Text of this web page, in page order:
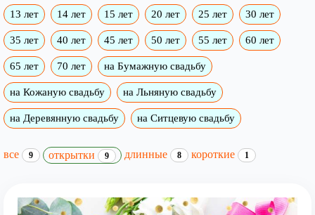
13 лет 14 лет 15 лет 20 лет 25 лет 30 лет
35 лет 40 лет 45 лет 50 лет 55 лет 60 лет
65 лет 70 лет на Бумажную свадьбу
на Кожаную свадьбу на Льняную свадьбу
на Деревянную свадьбу на Ситцевую свадьбу
все 9 открытки 9 длинные 8 короткие 1